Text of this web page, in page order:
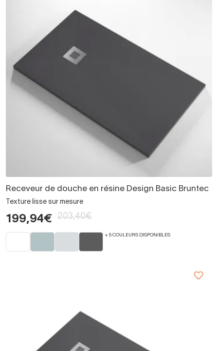
Receveur de douche en résine Design Basic Bruntec
Texture lisse sur mesure
199,94€ 203,40€
+ 5 COULEURS DISPONIBLES